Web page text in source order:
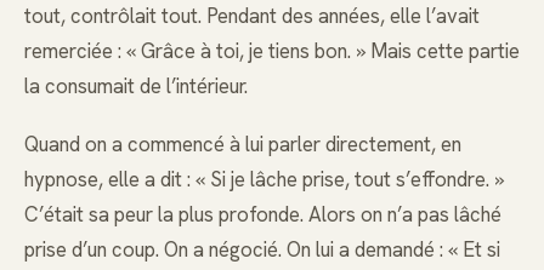
tout, contrôlait tout. Pendant des années, elle l’avait
remerciée : « Grâce à toi, je tiens bon. » Mais cette partie
la consumait de l’intérieur.
Quand on a commencé à lui parler directement, en
hypnose, elle a dit : « Si je lâche prise, tout s’effondre. »
C’était sa peur la plus profonde. Alors on n’a pas lâché
prise d’un coup. On a négocié. On lui a demandé : « Et si